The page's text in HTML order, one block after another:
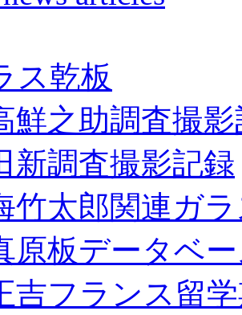
ス乾板
鮮之助調査撮
新調査撮影記録
竹太郎関連ガ
原板データベ
吉フランス留